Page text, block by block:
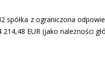
spółka z ograniczona
214,48 EUR (jako należności